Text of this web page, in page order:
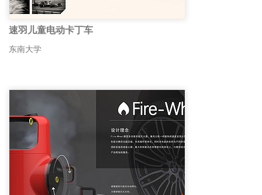
速羽儿童电动卡丁车
东南大学